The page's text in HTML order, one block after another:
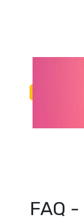
FAQ